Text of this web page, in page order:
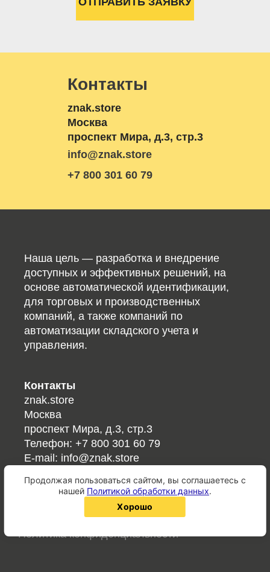
Контакты
znak.store
Москва
проспект Мира, д.3, стр.3
info@znak.store
+7 800 301 60 79
Наша цель — разработка и внедрение
доступных и эффективных решений, на
основе автоматической идентификации,
для торговых и производственных
компаний, а также компаний по
автоматизации складского учета и
управления.
Контакты
znak.store
Москва
проспект Мира, д.3, стр.3
Телефон: +7 800 301 60 79
E-mail: info@znak.store
Ссылки
Справочник кодов/ГОСТов
QR-код онлайн
Политика конфиденциальности
Продолжая пользоваться сайтом, вы соглашаетесь с
нашей Политикой обработки данных.
хорошо